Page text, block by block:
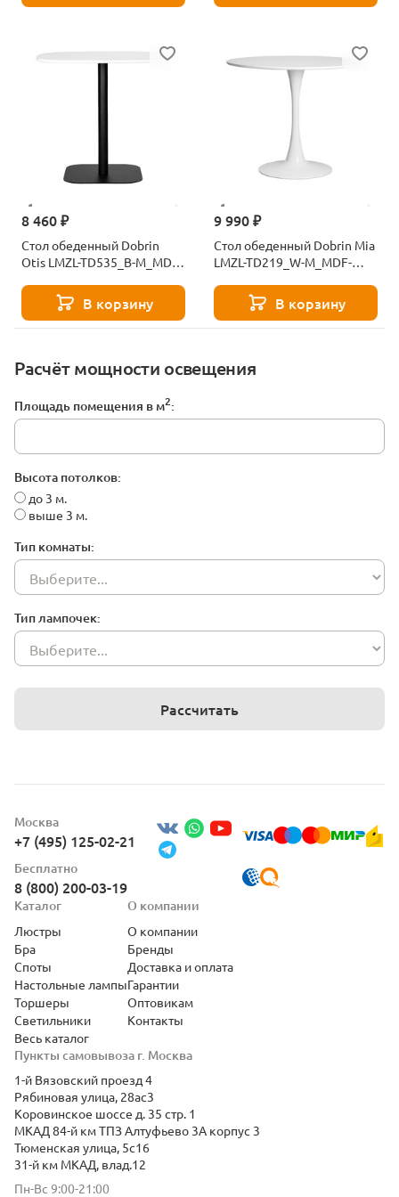
Расчёт мощности освещения
Площадь помещения в м2:
Высота потолков:
до 3 м.
выше 3 м.
Тип комнаты:
Тип лампочек:
Рассчитать
8 460 ₽
Стол обеденный Dobrin
Otis LMZL-TD535_B-M_MDF-
В корзину
9 990 ₽
Стол обеденный Dobrin Mia
LMZL-TD219_W-M_MDF-
В корзину
Москва
+7 (495) 125-02-21
Бесплатно
8 (800) 200-03-19
Пункты самовывоза г. Москва
1-й Вязовский проезд 4
Рябиновая улица, 28ас3
Коровинское шоссе д. 35 стр. 1
МКАД 84-й км ТПЗ Алтуфьево 3А корпус 3
Тюменская улица, 5с16
31-й км МКАД, влад.12
Пн-Вс 9:00-21:00
Каталог
Люстры
Бра
Споты
Настольные лампы
Торшеры
Светильники
Весь каталог
О компании
О компании
Бренды
Доставка и оплата
Гарантии
Оптовикам
Контакты